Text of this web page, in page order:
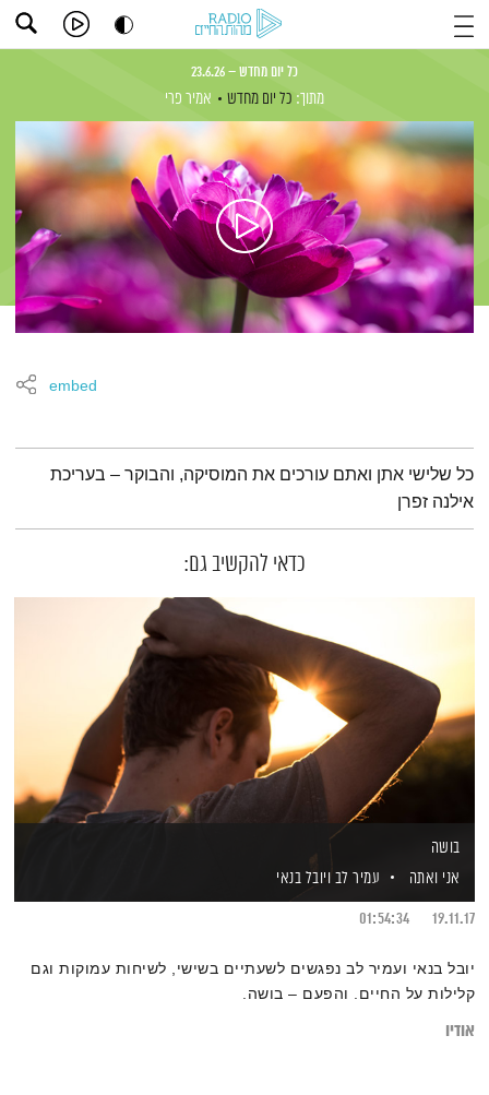
כל יום מחדש – 23.6.26
מתוך: כל יום מחדש אמיר פרי
embed
תמצית הפודקאסט
כל שלישי אתן ואתם עורכים את המוסיקה, והבוקר – בעריכת
אילנה זפרן
כדאי להקשיב גם:
בושה
אני ואתה
עמיר לב ויובל בנאי
19.11.17
01:54:34
יובל בנאי ועמיר לב נפגשים לשעתיים בשישי, לשיחות עמוקות וגם
קלילות על החיים. והפעם – בושה.
אודיו